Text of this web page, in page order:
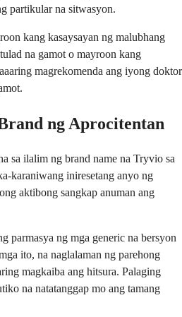
partikular na sitwasyon.
kang kasaysayan ng malubhang
na gamot o mayroon kang
magrekomenda ang iyong doktor
ng Aprocitentan
sa ilalim ng brand name na Tryvio sa
karaniwang iniresetang anyo ng
aktibong sangkap anuman ang
parmasya ng mga generic na bersyon
ito, na naglalaman ng parehong
magkaiba ang hitsura. Palaging
na natatanggap mo ang tamang